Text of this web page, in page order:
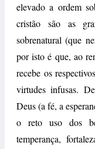
elevado a ordem
cristão são as
sobrenatural (que
por isto é que, ao
recebe os
virtudes infusas.
Deus (a fé, a
o reto uso dos
temperança,